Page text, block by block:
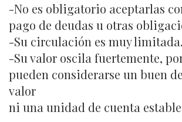
-No es obligatorio aceptarlas
pago de deudas u otras
-Su circulación es muy limitada.
-Su valor oscila fuertemente,
pueden considerarse un buen
valor
ni una unidad de cuenta